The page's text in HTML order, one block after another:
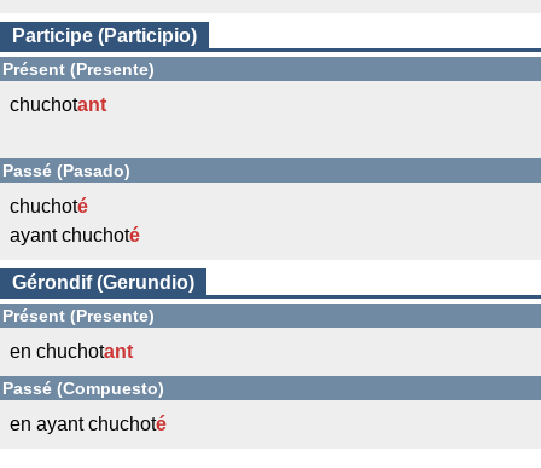
Participe (Participio)
Présent (Presente)
chuchotant
Passé (Pasado)
chuchoté
ayant chuchoté
Gérondif (Gerundio)
Présent (Presente)
en chuchotant
Passé (Compuesto)
en ayant chuchoté